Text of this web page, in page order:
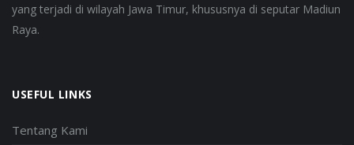
yang terjadi di wilayah Jawa Timur, khususnya di seputar Madiun
Raya.
USEFUL LINKS
Tentang Kami